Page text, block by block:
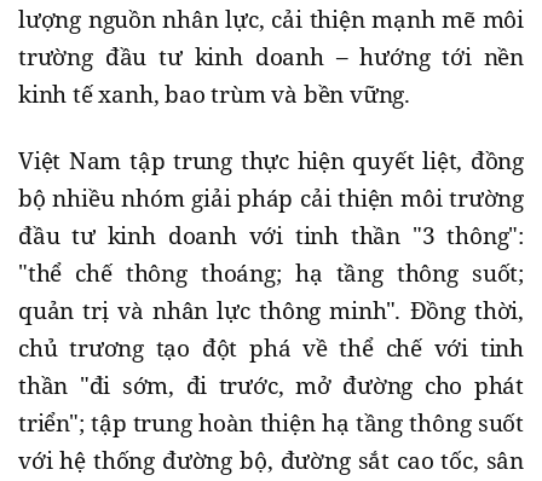
lượng nguồn nhân lực, cải thiện mạnh mẽ môi
trường đầu tư kinh doanh – hướng tới nền
kinh tế xanh, bao trùm và bền vững.
Việt Nam tập trung thực hiện quyết liệt, đồng
bộ nhiều nhóm giải pháp cải thiện môi trường
đầu tư kinh doanh với tinh thần "3 thông":
"thể chế thông thoáng; hạ tầng thông suốt;
quản trị và nhân lực thông minh". Đồng thời,
chủ trương tạo đột phá về thể chế với tinh
thần "đi sớm, đi trước, mở đường cho phát
triển"; tập trung hoàn thiện hạ tầng thông suốt
với hệ thống đường bộ, đường sắt cao tốc, sân